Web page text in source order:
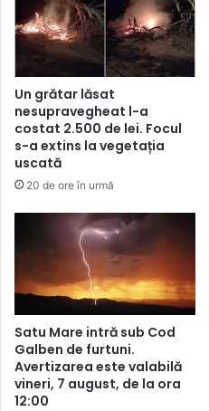
Un grătar lăsat
nesupravegheat l-a
costat 2.500 de lei. Focul
s-a extins la vegetația
uscată
20 de ore în urmă
Satu Mare intră sub Cod
Galben de furtuni.
Avertizarea este valabilă
vineri, 7 august, de la ora
12:00